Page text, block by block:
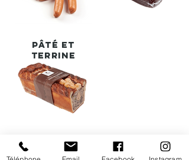
Pâté et
terrine
Villeneuve carouge